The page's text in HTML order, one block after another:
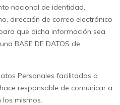
nacional de identidad,
dirección de correo electrónico
que dicha información sea
BASE DE DATOS de
Personales facilitados a
responsable de comunicar a
los mismos.